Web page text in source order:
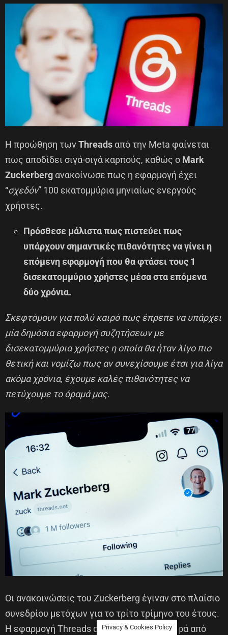
Η προώθηση τωνThreads από την Meta φαίνεται
πως αποδίδει σιγά-σιγά καρπούς, καθώς ο Mark
Zuckerberg ανακοίνωσε πως η εφαρμογή έχει
“σχεδόν” 100 εκατομμύρια μηνιαίως ενεργούς
χρήστες.
Πρόσθεσε μάλιστα πως πιστεύει πως
υπάρχουν σημαντικές πιθανότητες να γίνει η
επόμενη εφαρμογή που θα φτάσει τους 1
δισεκατομμύριο χρήστες μέσα στα επόμενα
δύο χρόνια.
Σκεφτόμουν για πολύ καιρό πως έπρεπε να υπάρχει
μία δημόσια εφαρμογή συζητήσεων με
δισεκατομμύρια χρήστες η οποία θα ήταν λίγο πιο
θετική και νομίζω πως αν συνεχίσουμε έτσι για λίγα
ακόμα χρόνια, έχουμε καλές πιθανότητες να
πετύχουμε το όραμά μας.
Οι ανακοινώσεις του Zuckerberg έγιναν στο πλαίσιο
συνεδρίου μετόχων για το τρίτο τρίμηνο του έτους.
Η εφαρμογή Threads αναπτύσσεται σταθερά από
Privacy & Cookies Policy